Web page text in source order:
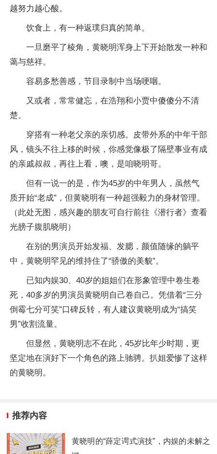
越努力越心酸。
饮食上，有一种返璞归真的简单。
一旦磨平了棱角，黄晓明浑身上下开始散发一种和
蔼与慈祥。
容易多愁善感，节目录制中当场哽咽。
又或者，常常健忘，在浩翔和小贾中傻傻分不清
楚。
穿搭有一种老父亲的亲切感。皮带外系的中年干部
风，镜头不往上移的时候，你感觉像极了隔壁事业有成
的亲戚叔叔，再往上看，噢，是咱晓明哥。
但有一说一的是，作为45岁的中年男人，虽然气
质开始“老成”，但黄晓明有一种超强毅力的身材管理。
（此处无图，感兴趣的朋友可自行前往《潜行者》查看
光膀子腹肌晓明）
在别的男演员开始发福、发腮，颜值随缘的躺平
中，黄晓明罕见的维持住了“骄傲的美貌”。
已知内娱30、40岁的姐姐们在形象管理中卷生卷
死，40多岁的男演员黄晓明自己卷自己。凭借着“三分
倒霉七分可笑”口碑反转，有人建议黄晓明成为“搞笑
男”收割流量。
但显然，黄晓明志不在此，45岁比年少时期，更
坚定地在演好下一个角色的路上驰骋。扒姐爱惨了这样
的黄晓明。
推荐内容
黄晓明的“薛定谔式演技”，内娱的未解之